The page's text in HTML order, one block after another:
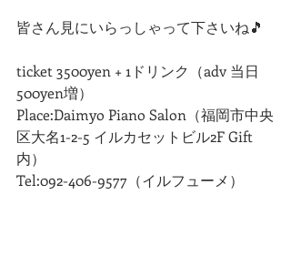
皆さん見にいらっしゃって下さいね🎵
ticket 3500yen + 1ドリンク（adv 当日
500yen増）
Place:Daimyo Piano Salon（福岡市中央
区大名1-2-5 イルカセットビル2F Gift
内）
Tel:092-406-9577（イルフューメ）